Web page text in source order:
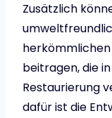
Zusätzlich
beitragen, die
Restaurierung
dafür ist die